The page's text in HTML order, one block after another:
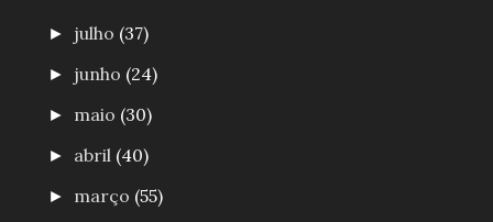
► julho (37)
► junho (24)
► maio (30)
► abril (40)
► março (55)